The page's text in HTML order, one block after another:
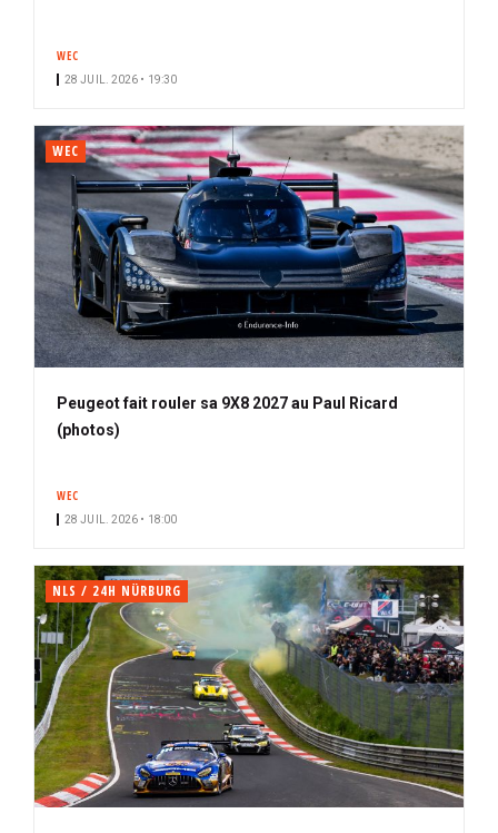
WEC
28 JUIL. 2026 • 19:30
WEC
Peugeot fait rouler sa 9X8 2027 au Paul Ricard
(photos)
WEC
28 JUIL. 2026 • 18:00
NLS / 24H NÜRBURG